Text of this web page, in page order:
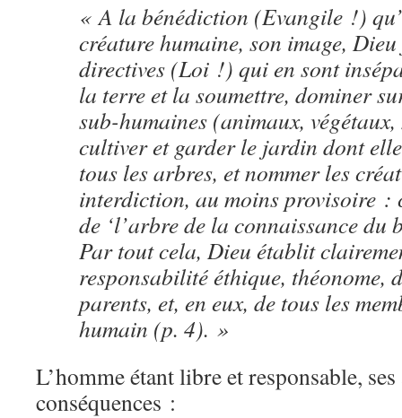
« A la bénédiction (Evangile !)
créature humaine, son image,
directives (Loi !) qui en sont
la terre et la soumettre, dominer
sub-humaines (animaux,
cultiver et garder le jardin dont
tous les arbres, et nommer les
interdiction, au moins provisoire :
de ‘l’arbre de la connaissance du
Par tout cela, Dieu établit
responsabilité éthique, théonome,
parents, et, en eux, de tous les
humain (p. 4). »
L’homme étant libre et responsable,
conséquences :